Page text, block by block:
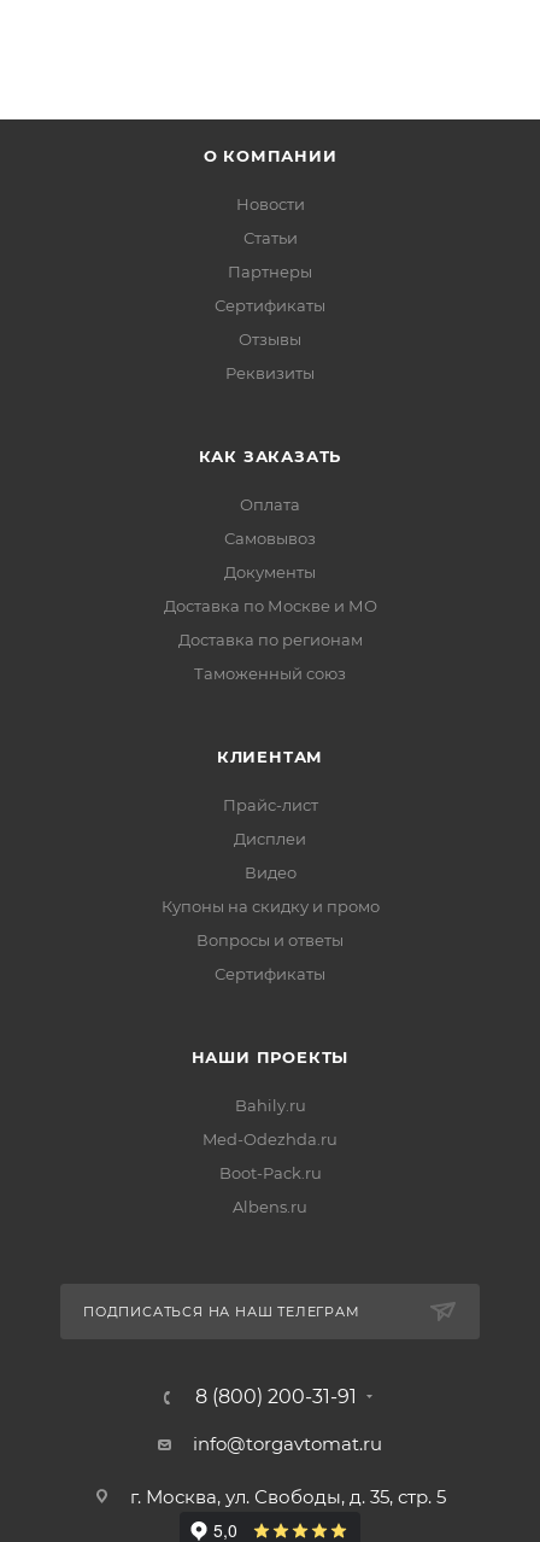
О КОМПАНИИ
Новости
Статьи
Партнеры
Сертификаты
Отзывы
Реквизиты
КАК ЗАКАЗАТЬ
Оплата
Самовывоз
Документы
Доставка по Москве и МО
Доставка по регионам
Таможенный союз
КЛИЕНТАМ
Прайс-лист
Дисплеи
Видео
Купоны на скидку и промо
Вопросы и ответы
Сертификаты
НАШИ ПРОЕКТЫ
Bahily.ru
Med-Odezhda.ru
Boot-Pack.ru
Albens.ru
ПОДПИСАТЬСЯ НА НАШ ТЕЛЕГРАМ
8 (800) 200-31-91
info@torgavtomat.ru
г. Москва, ул. Свободы, д. 35, стр. 5